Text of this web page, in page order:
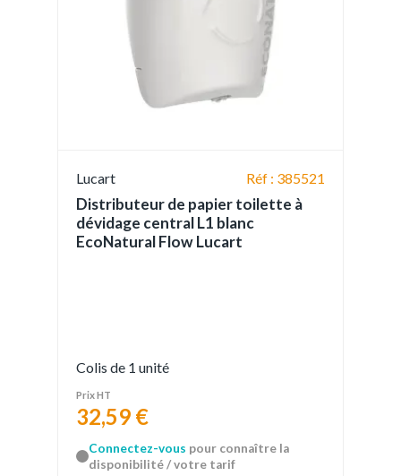
Lucart Réf : 385521
Distributeur de papier toilette à
dévidage central L1 blanc
EcoNatural Flow Lucart
Colis de 1 unité
Prix HT
32,59 €
Connectez-vous pour connaître la
disponibilité / votre tarif